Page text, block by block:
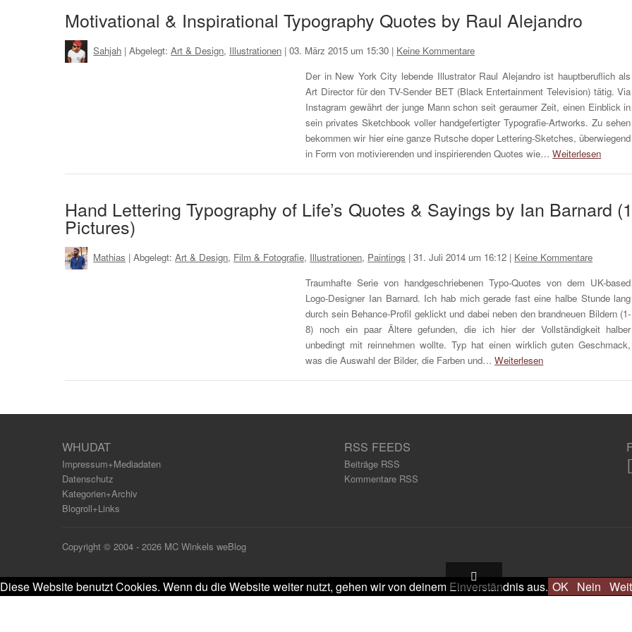
Motivational & Inspirational Typography Quotes by Raul Alejandro
Sahjah | Abgelegt:Art & Design, Illustrationen |03. März 2015 um 15:30 | Keine Kommentare
Der in New York City lebende Illustrator Raul Alejandro ist hauptberuflich als
Art Director für den TV-Sender BET (Black Entertainment Television) tätig. Via
Instagram gewährt der junge Mann schon seit geraumer Zeit, einen Einblick in
sein privates Sketchbook voller handgefertigter Typografie-Artworks. Zu sehen
bekommen wir hier eine ganze Rutsche doper Lettering-Sketches, überwiegend
in Form von motivierenden und inspirierenden Quotes wie…Weiterlesen
Hand Lettering Typography of Life’s Quotes & Sayings by Ian Barnard
Pictures)
Mathias | Abgelegt:Art & Design, Film & Fotografie, Illustrationen, Paintings |31. Juli 2014 um 16:12 | Keine Kommentare
Traumhafte Serie von handgeschriebenen Typo-Quotes von dem UK-based
Logo-Designer Ian Barnard. Ich hab mich gerade fast eine halbe Stunde lang
durch sein Behance-Profil geklickt und dabei neben den brandneuen Bildern (1-
8) noch ein paar Ältere gefunden, die ich hier der Vollständigkeit halber
unbedingt mit reinnehmen wollte. Typ hat einen wirklich guten Geschmack,
was die Auswahl der Bilder, die Farben und…Weiterlesen
WHUDAT
Impressum+Mediadaten
Datenschutz
Kategorien+Archiv
Blogroll+Links
RSS FEEDS
Beiträge RSS
Kommentare RSS
Copyright © 2004 - 2026 MC Winkels weBlog
Diese Website benutzt Cookies. Wenn du die Website weiter nutzt, gehen wir von deinem Einverständnis aus. OK Nein